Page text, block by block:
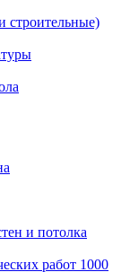
строительные)
и потолка
работ 1000